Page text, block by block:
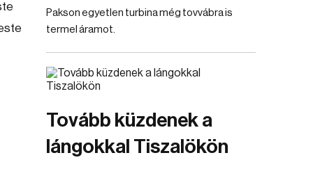
Pakson egyetlen turbina még tovvábra is
termel áramot.
Tovább küzdenek a
lángokkal Tiszalökön